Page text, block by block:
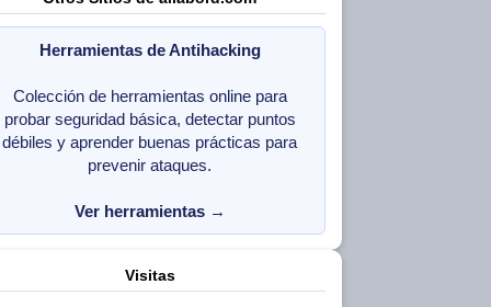
Herramientas de Antihacking
Colección de herramientas online para
probar seguridad básica, detectar puntos
débiles y aprender buenas prácticas para
prevenir ataques.
Ver herramientas→
Visitas